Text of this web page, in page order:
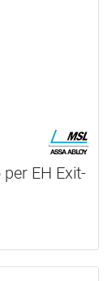
EH Exit-